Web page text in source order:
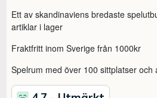
Ett av skandinaviens bredaste
artiklar i lager
Fraktfritt inom Sverige från 1000kr
Spelrum med över 100 sittplatser och